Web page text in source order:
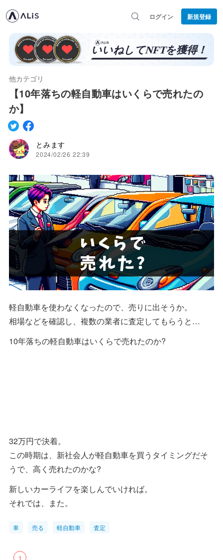
ログイン 新規登録
他カテゴリ
【10年落ちの軽自動車はいくらで売れたの
か】
とみます
2024/02/26 22:39
軽自動車を使わなくなったので、売りに出そうか。
相場などを確認し、複数の業者に査定してもらうと…
10年落ちの軽自動車はいくらで売れたのか?
32万円で決着。
この時期は、新社会人が軽自動車を買うタイミングだそ
うで、高く売れたのかな?
新しいカーライフを楽しんでいければ。
それでは、また。
車 売る 軽自動車 査定
1